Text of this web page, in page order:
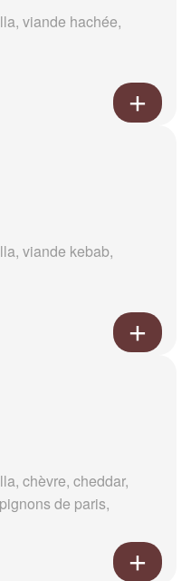
viande hachée,
viande kebab,
chèvre, cheddar,
de paris,